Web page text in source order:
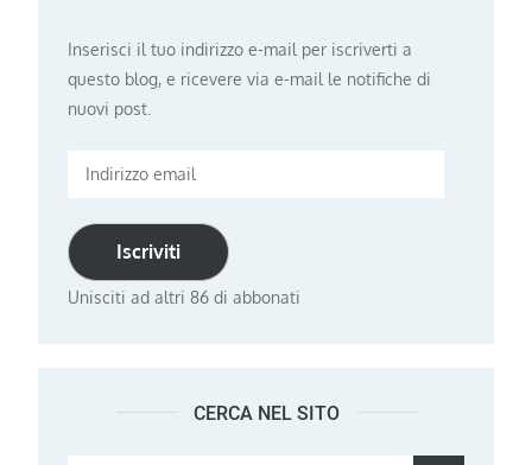
Inserisci il tuo indirizzo e-mail per iscriverti a
questo blog, e ricevere via e-mail le notifiche di
nuovi post.
Indirizzo
Iscriviti
Unisciti ad altri 86 di abbonati
CERCA NEL SITO